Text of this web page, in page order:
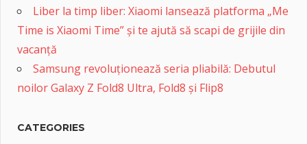
Liber la timp liber: Xiaomi lansează platforma „Me
Time is Xiaomi Time” și te ajută să scapi de grijile din
vacanță
Samsung revoluționează seria pliabilă: Debutul
noilor Galaxy Z Fold8 Ultra, Fold8 și Flip8
CATEGORIES